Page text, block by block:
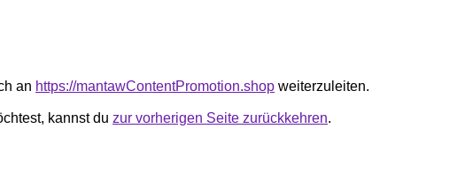
an https://mantawContentPromotion.shop weiterzuleiten.
kannst du zur vorherigen Seite zurückkehren.